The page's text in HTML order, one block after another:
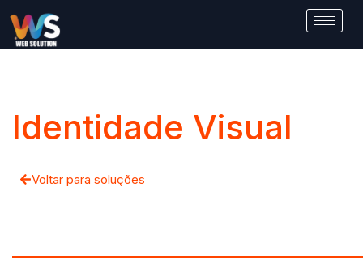
Identidade Visual
Voltar para soluções